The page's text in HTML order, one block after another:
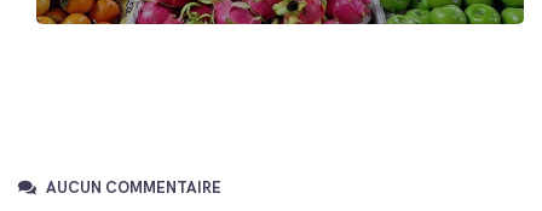
AUCUN COMMENTAIRE